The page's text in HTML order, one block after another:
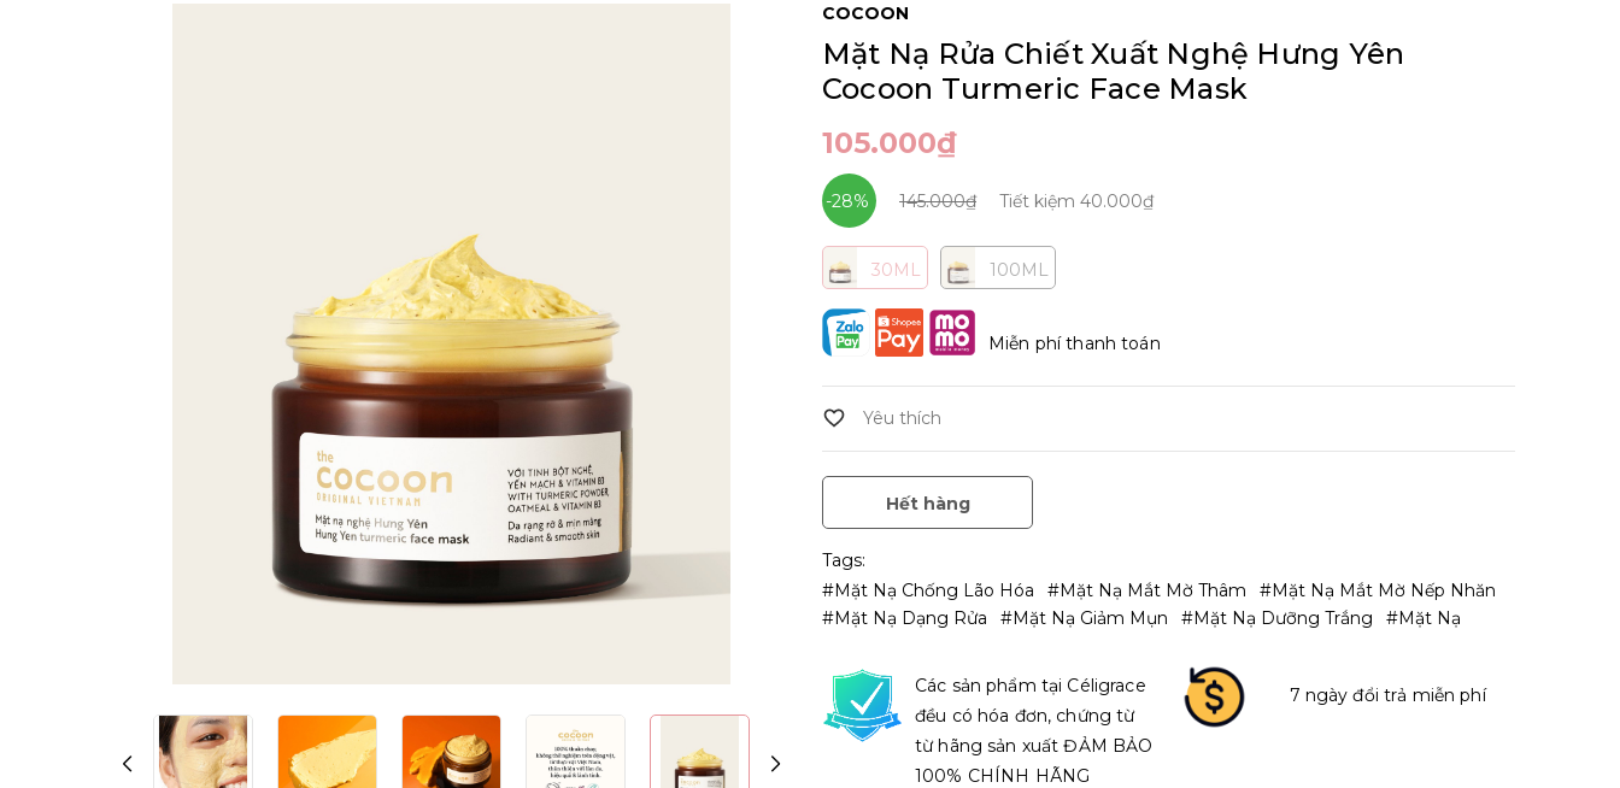
COCOON
Mặt Nạ Rửa Chiết Xuất Nghệ Hưng Yên
Cocoon Turmeric Face Mask
105.000₫
-28% 145.000₫ Tiết kiệm 40.000₫
30ML 100ML
Miễn phí thanh toán
Hết hàng
Tags:
#Mặt Nạ Chống Lão Hóa
#mặt Nạ Mắt Mờ Thâm
#mặt Nạ Mắt Mờ Nếp Nhăn
#mặt Nạ Dạng Rửa
#Mặt Nạ Giảm Mụn #mặt Nạ Dưỡng Trắng #Mặt Nạ
Các sản phẩm tại Céligrace
đều có hóa đơn, chứng từ
từ hãng sản xuất ĐẢM BẢO
100% CHÍNH HÃNG
7 ngày đổi trả miễn phí